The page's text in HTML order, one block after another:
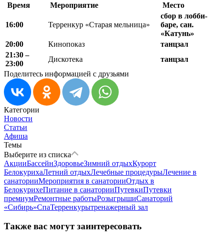
Время Мероприятие Место
16:00 Терренкур «Старая мельница»
сбор в лобби-
баре, сан.
«Катунь»
20:00 Кинопоказ
танцзал
21:30 –
23:00
Дискотека
танцзал
Поделитесь информацией с друзьями
Категории
Новости
Статьи
Афиша
Темы
Выберите из списка
АкцииБассейнЗдоровьеЗимний отдыхКурорт
БелокурихаЛетний отдыхЛечебные процедурыЛечение в
санаторииМероприятия в санаторииОтдых в
БелокурихеПитание в санаторииПутевкиПутевки
премиумРемонтные работыРозыгрышиСанаторий
«Сибирь»СпаТерренкурытренажерный зал
Также вас могут заинтересовать